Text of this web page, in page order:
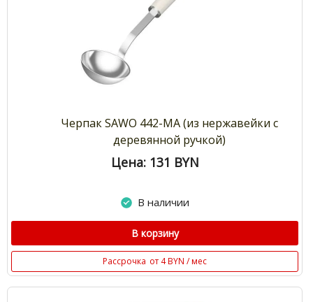
Черпак SAWO 442-MA (из нержавейки с
деревянной ручкой)
Цена: 131 BYN
В наличии
В корзину
Рассрочка от 4 BYN / мес